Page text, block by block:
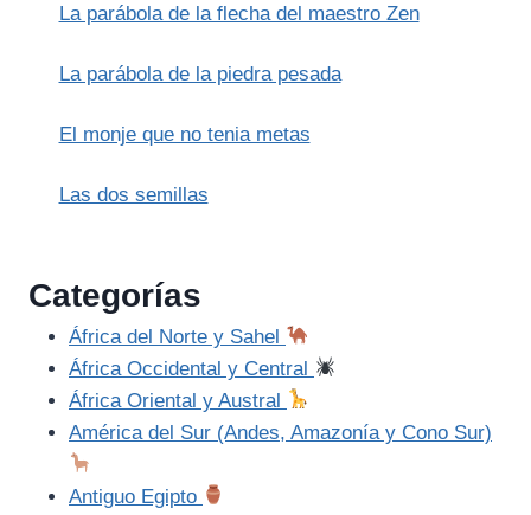
La parábola de la flecha del maestro Zen
La parábola de la piedra pesada
El monje que no tenia metas
Las dos semillas
Categorías
África del Norte y Sahel
África Occidental y Central
África Oriental y Austral
América del Sur (Andes, Amazonía y Cono Sur)
Antiguo Egipto